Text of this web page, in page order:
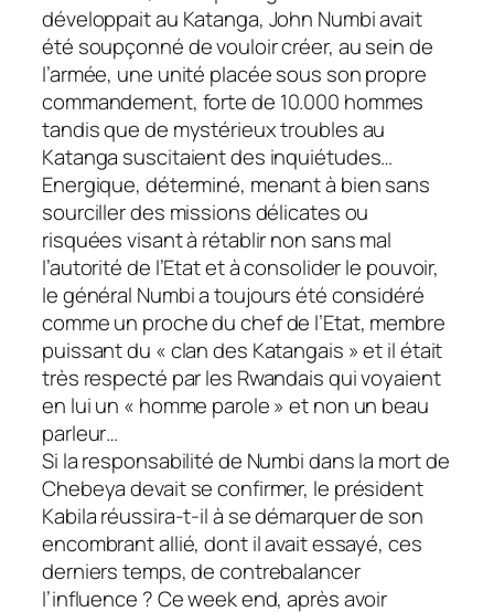
développait au Katanga, John Numbi avait
été soupçonné de vouloir créer, au sein de
l’armée, une unité placée sous son propre
commandement, forte de 10.000 hommes
tandis que de mystérieux troubles au
Katanga suscitaient des inquiétudes…
Energique, déterminé, menant à bien sans
sourciller des missions délicates ou
risquées visant à rétablir non sans mal
l’autorité de l’Etat et à consolider le pouvoir,
le général Numbi a toujours été considéré
comme un proche du chef de l’Etat, membre
puissant du « clan des Katangais » et il était
très respecté par les Rwandais qui voyaient
en lui un « homme parole » et non un beau
parleur…
Si la responsabilité de Numbi dans la mort de
Chebeya devait se confirmer, le président
Kabila réussira-t-il à se démarquer de son
encombrant allié, dont il avait essayé, ces
derniers temps, de contrebalancer
l’influence ? Ce week end, après avoir